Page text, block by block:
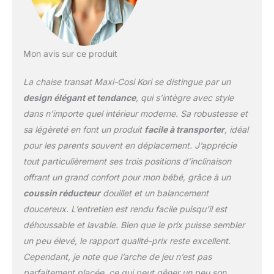
assis. Transpoilette
compacte, réglable d’une
Kori se range facilement
et puisqu'il est très
compact et pèse
pouvez l’emporter
facilement (dimensions
plié en cm : H 15 x l 73.5
x P 42.5) HARNAIS
harnais 3 points reste
ouvert pour installer et
attacher facilement bébé
- il est réglable pour
confortablement tout au
Mon avis sur ce produit
La chaise transat Maxi-Cosi Kori se distingue par un
design élégant et tendance, qui s’intègre avec style
dans n’importe quel intérieur moderne. Sa robustesse et
sa légèreté en font un produit facile à transporter, idéal
pour les parents souvent en déplacement. J’apprécie
tout particulièrement ses trois positions d’inclinaison
offrant un grand confort pour mon bébé, grâce à un
coussin réducteurdouillet et un balancement
doucereux. L’entretien est rendu facile puisqu’il est
déhoussable et lavable. Bien que le prix puisse sembler
un peu élevé, le rapport qualité-prix reste excellent.
Cependant, je note que l’arche de jeu n’est pas